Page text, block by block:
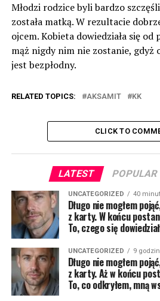
Młodzi rodzice byli bardzo
została matką. W rezultacie
ojcem. Kobieta dowiedziała się od
mąż nigdy nim nie zostanie, gdyż
jest bezpłodny.
RELATED TOPICS: AKSAMIT KK
CLICK TO
LATEST POPULAR
UNCATEGORIZED 40
Długo nie mogłem
z karty. W końcu
To, czego się
UNCATEGORIZED 9
Długo nie mogłem
z karty. Aż w końcu
To, co odkryłem, mną